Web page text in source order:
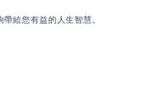
給您有益的人生智慧。